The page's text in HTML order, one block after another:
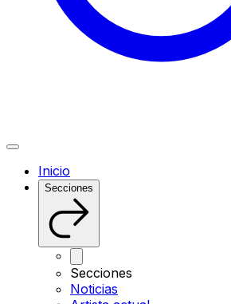
Inicio
Secciones
Secciones
Noticias